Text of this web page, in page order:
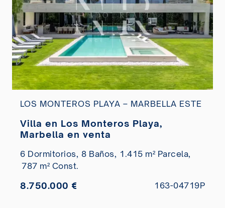
LOS MONTEROS PLAYA – MARBELLA ESTE
Villa en Los Monteros Playa,
Marbella en venta
6 Dormitorios, 8 Baños, 1.415 m² Parcela,
787 m² Const.
8.750.000 € 163-04719P